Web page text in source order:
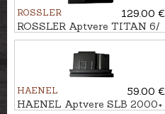
ROSSLER
129.00 €
ROSSLER Aptvere TITAN 6/
SIGNATURE kal. 6,5
Creedmor, 5 patr.
HAENEL
59.00 €
HAENEL Aptvere SLB 2000+